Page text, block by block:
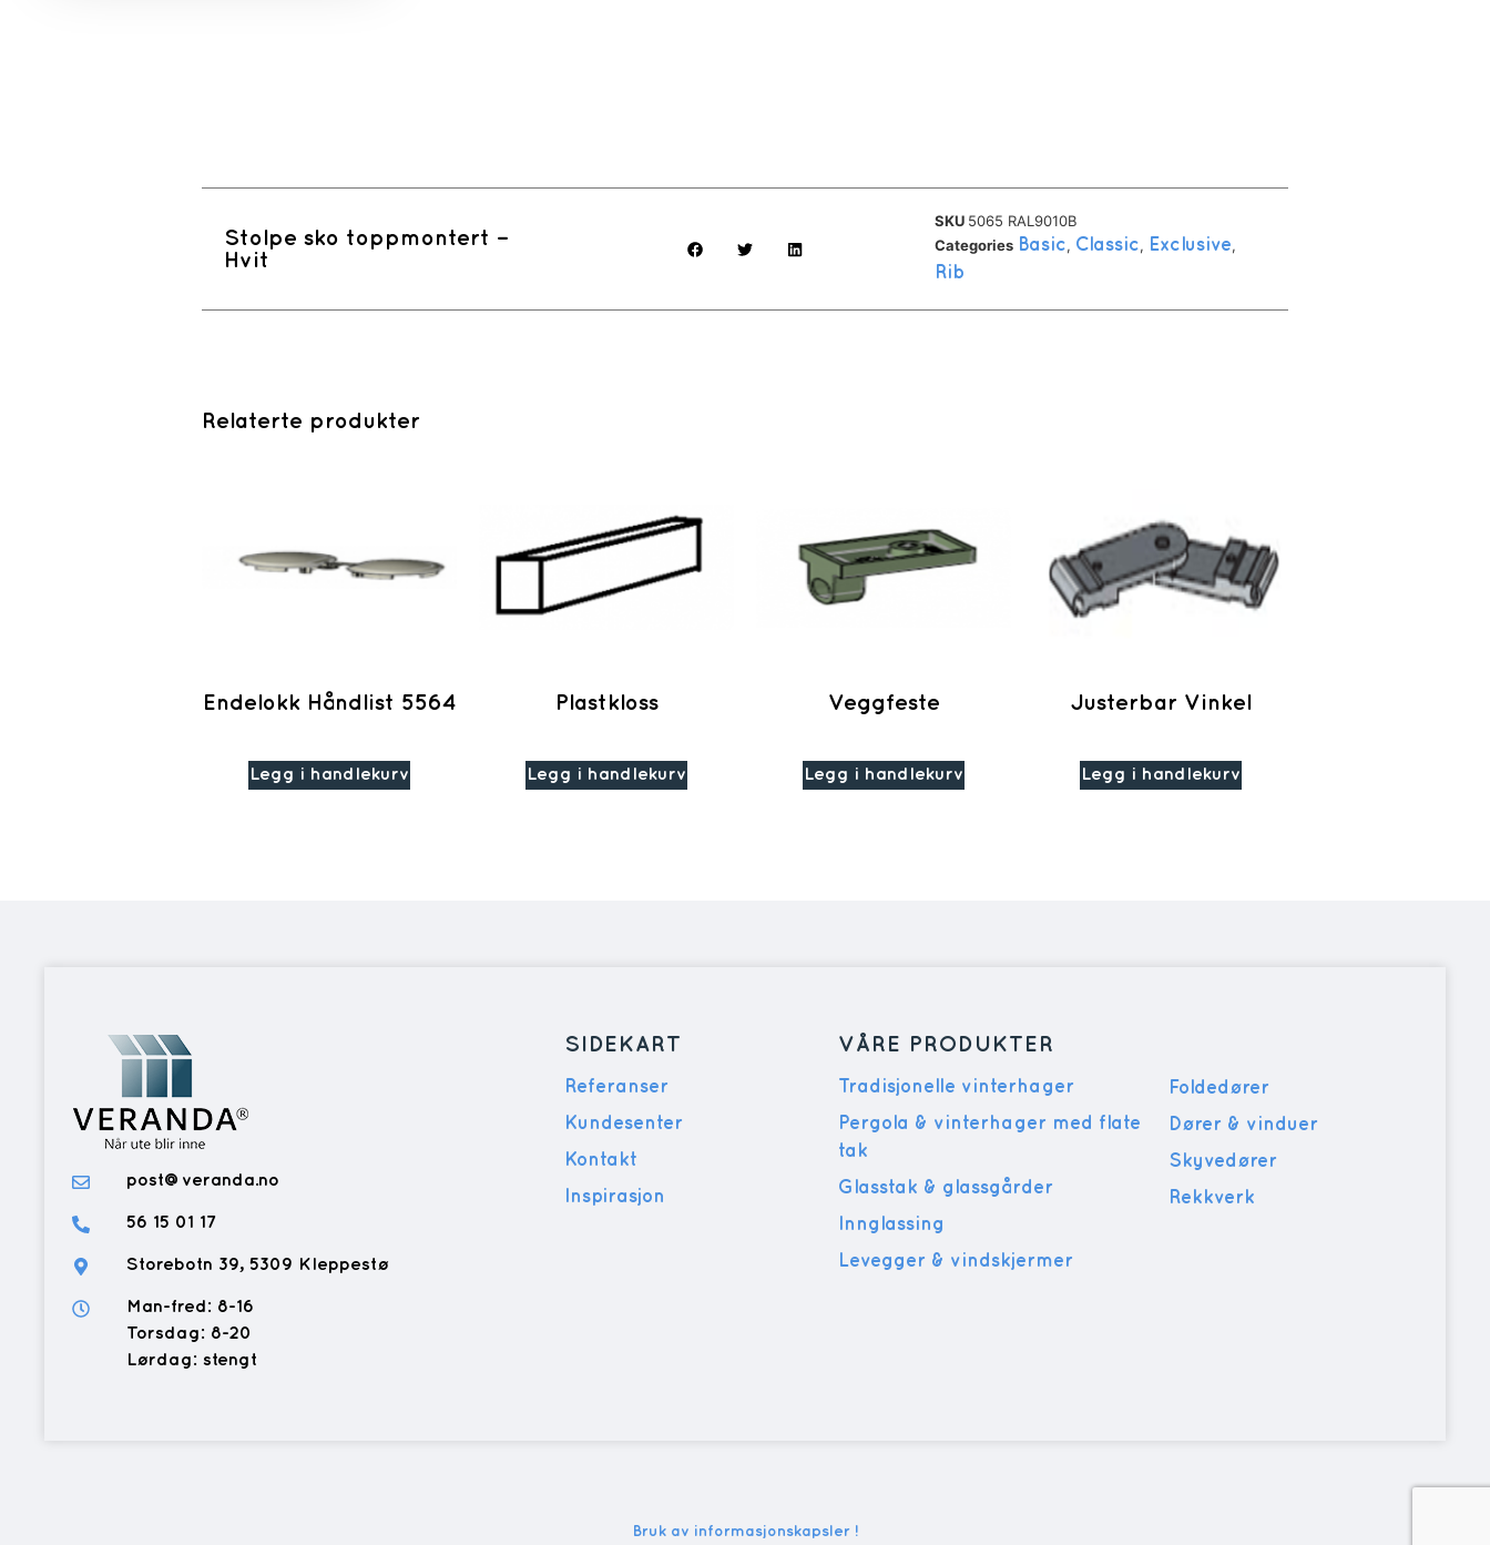
Stolpe sko toppmontert –
Hvit
SKU 5065 RAL9010B
Categories Basic, Classic, Exclusive,
Rib
Relaterte produkter
Endelokk Håndlist 5564
Legg i handlekurv
Plastkloss
Legg i handlekurv
Veggfeste
Legg i handlekurv
Justerbar Vinkel
Legg i handlekurv
post@veranda.no
56 15 01 17
Storebotn 39, 5309 Kleppestø
Man-fred: 8-16
Torsdag: 8-20
Lørdag: stengt
SIDEKART
Referanser
Kundesenter
Kontakt
Inspirasjon
VÅRE PRODUKTER
Tradisjonelle vinterhager
Pergola & vinterhager med flate
tak
Glasstak & glassgårder
Innglassing
Levegger & vindskjermer
Foldedører
Dører & vinduer
Skyvedører
Rekkverk
Bruk av informasjonskapsler !